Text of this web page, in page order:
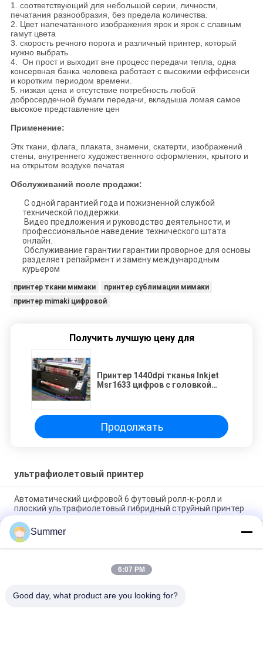
1. соответствующий для небольшой серии, личности,
печатания разнообразия, без предела количества.
2. Цвет напечатанного изображения ярок и ярок с славным
гамут цвета
3. скорость речного порога и различный принтер, который
нужно выбрать
4. Он прост и выходит вне процесс передачи тепла, одна
консервная банка человека работает с высокими еффисенси
и коротким периодом времени.
5. низкая цена и отсутствие потребность любой
добросердечной бумаги передачи, вкладыша ломая самое
высокое представление цен
Применение:
Этк ткани, флага, плаката, знамени, скатерти, изображений
стены, внутреннего художественного оформления, крытого и
на открытом воздухе печатая
Обслуживаний после продажи:
С одной гарантией года и пожизненной службой
технической поддержки.
Видео предложения и руководство деятельности, и
профессиональное наведение технического штата
онлайн.
Обслуживание гарантии гарантии проворное для основы
разделяет репайрмент и замену международным
курьером
принтер ткани мимаки
принтер сублимации мимаки
принтер mimaki цифровой
Получить лучшую цену для
Принтер 1440dpi тканья Inkjet
Msr1633 цифров с головкой
Продолжать
ультрафиолетовый принтер
Автоматический цифровой 6 футовый ролл-к-ролл и
плоский ультрафиолетовый гибридный струйный принтер
Рулонно-листовой УФ-гибридный принтер для печати на
плоской поверхности для рекламных плакатов,
электронных декоративных материалов и поделок
Цифровая высококачественная плоская и руловая
Summer
6:07 PM
Good day, what product are you looking for?